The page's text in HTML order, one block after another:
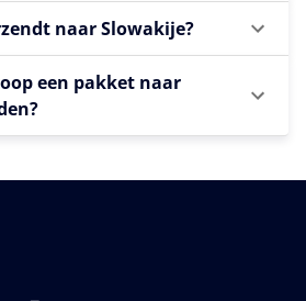
naar Slowakije?
een pakket naar